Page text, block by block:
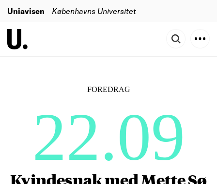
Uniavisen Københavns Universitet
FOREDRAG
22.09
Kvindesnak med Mette Sø